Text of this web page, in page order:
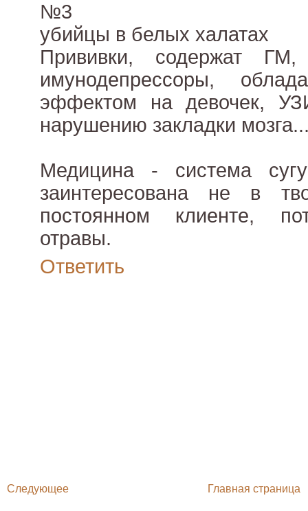
№3
убийцы в белых халатах
Прививки, содержат
имунодепрессоры,
эффектом на девочек,
нарушению закладки
Медицина - система
заинтересована не в
постоянном клиенте,
отравы.
Ответить
Следующее Главная страница